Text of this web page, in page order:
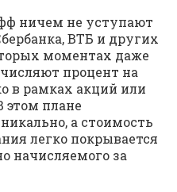
ничем не уступают
ВТБ и других
моментах даже
процент на
в рамках акций или
плане
а стоимость
легко покрывается
начисляемого за